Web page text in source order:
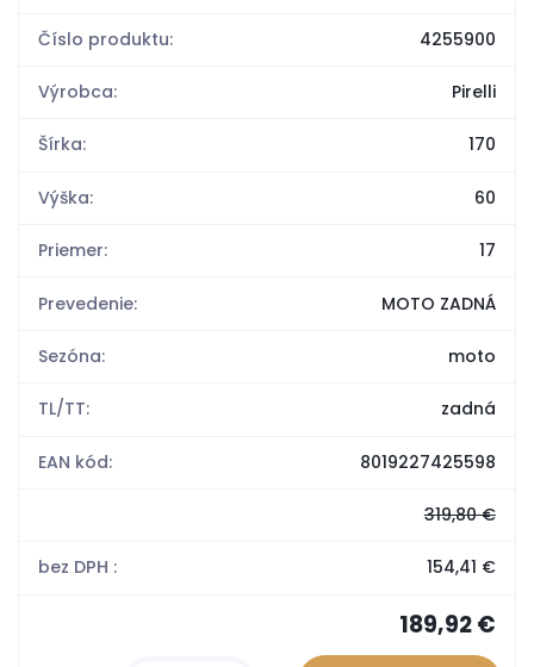
Číslo produktu: 4255900
Výrobca: Pirelli
Šírka: 170
Výška: 60
Priemer: 17
Prevedenie: MOTO ZADNÁ
Sezóna: moto
TL/TT: zadná
EAN kód: 8019227425598
319,80 €
bez DPH : 154,41 €
189,92 €